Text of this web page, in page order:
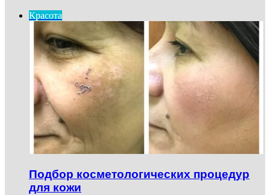
Красота
Подбор косметологических процедур
для кожи